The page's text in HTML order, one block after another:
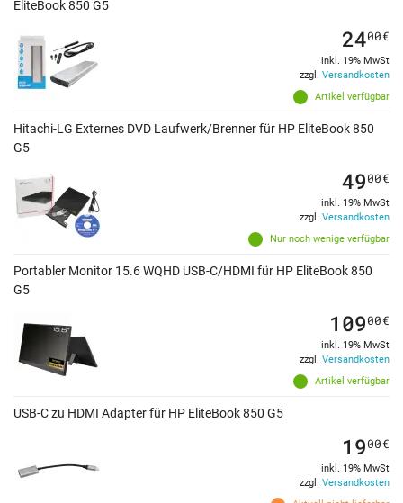
EliteBook 850 G5
Artikel verfügbar
2400€
inkl. 19% MwSt
zzgl. Versandkosten
Hitachi-LG Externes DVD Laufwerk/Brenner für HP EliteBook 850
G5
Nur noch wenige verfügbar
4900€
inkl. 19% MwSt
zzgl. Versandkosten
Portabler Monitor 15.6 WQHD USB-C/HDMI für HP EliteBook 850
G5
Artikel verfügbar
10900€
inkl. 19% MwSt
zzgl. Versandkosten
USB-C zu HDMI Adapter für HP EliteBook 850 G5
1900€
inkl. 19% MwSt
zzgl. Versandkosten